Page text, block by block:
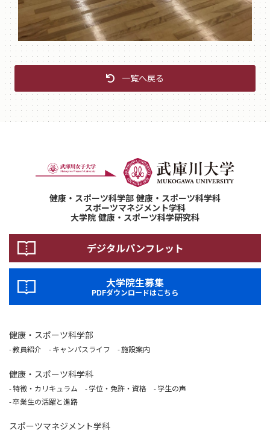
一覧へ戻る
健康・スポーツ科学部 健康・スポーツ科学科
スポーツマネジメント学科
大学院 健康・スポーツ科学研究科
デジタルパンフレット
大学院生募集
PDFダウンロードはこちら
健康・スポーツ科学部
教員紹介 キャンパスライフ 施設案内
健康・スポーツ科学科
特徴・カリキュラム 学位・免許・資格
学生の声
卒業生の活躍と進路
スポーツマネジメント学科